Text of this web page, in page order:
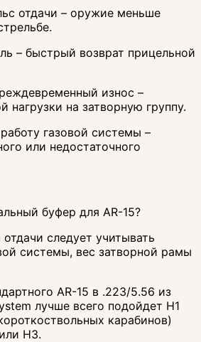
отдачи – оружие меньше
– быстрый возврат прицельной
износ –
нагрузки на затворную группу.
газовой системы –
или недостаточного
буфер для AR-15?
следует учитывать
системы, вес затворной рамы
AR-15 в .223/5.56 из
лучше всего подойдет H1
карабинов)
H3.